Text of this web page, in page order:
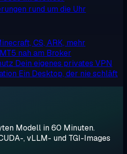
rund um die Uhr
CS, ARK, mehr
MT5 nah am Broker
Dein eigenes privates VPN
Ein Desktop, der nie schläft
Modell in 60 Minuten.
, vLLM- und TGI-Images